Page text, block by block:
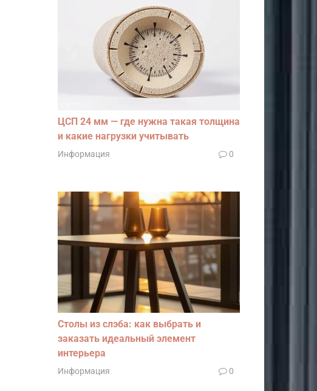
ЦСП 24 мм — где нужна такая толщина
и какие нагрузки учитывать
Информация 0
Столы из слэба: как выбрать и
заказать идеальный элемент
интерьера
Информация 0